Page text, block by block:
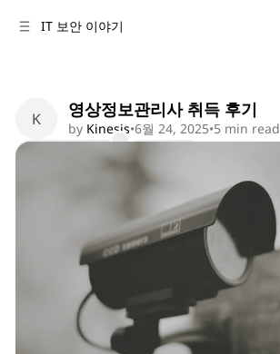
IT 보안 이야기
영상정보관리사 취득 후기
by Kinesis•6월 24, 2025•5 min read
Comments